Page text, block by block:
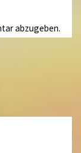
abzugeben.